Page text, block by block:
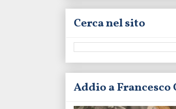
Cerca nel sito
Addio a Francesco